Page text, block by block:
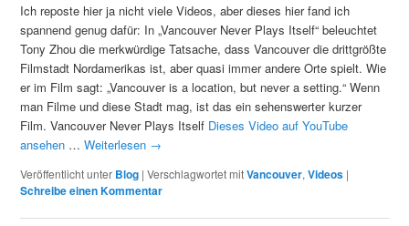
Ich reposte hier ja nicht viele Videos, aber dieses hier fand ich
spannend genug dafür: In „Vancouver Never Plays Itself“ beleuchtet
Tony Zhou die merkwürdige Tatsache, dass Vancouver die drittgrößte
Filmstadt Nordamerikas ist, aber quasi immer andere Orte spielt. Wie
er im Film sagt: „Vancouver is a location, but never a setting.“ Wenn
man Filme und diese Stadt mag, ist das ein sehenswerter kurzer
Film. Vancouver Never Plays Itself Dieses Video auf YouTube
ansehen …Weiterlesen →
Veröffentlicht unter Blog |Verschlagwortet mitVancouver,Videos |
Schreibe einen Kommentar